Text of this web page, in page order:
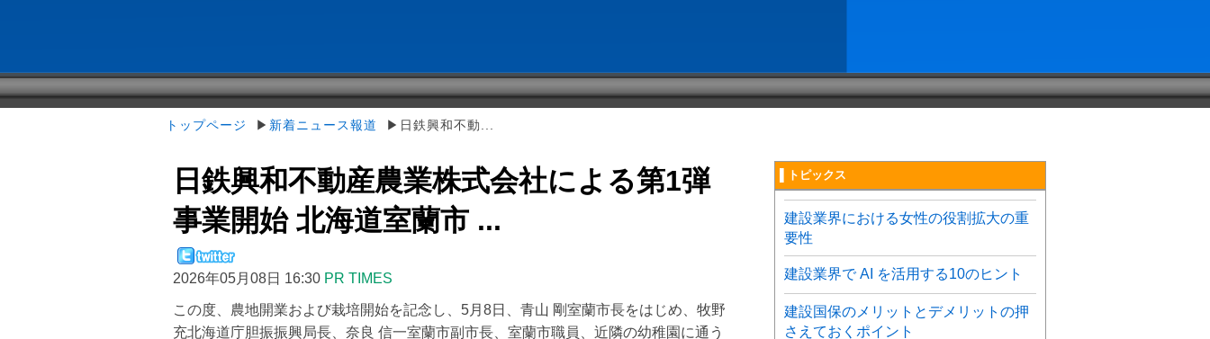
トップページ ▶ 新着ニュース報道 ▶日鉄興和不動...
日鉄興和不動産農業株式会社による第1弾
事業開始 北海道室蘭市 ...
2026年05月08日 16:30 PR TIMES
この度、農地開業および栽培開始を記念し、5月8日、青山 剛室蘭市長をはじめ、牧野
充北海道庁胆振振興局長、奈良 信一室蘭市副市長、室蘭市職員、近隣の幼稚園に通う
▌トピックス
建設業界における女性の役割拡大の重
要性
建設業界で AI を活用する10のヒント
建設国保のメリットとデメリットの押
さえておくポイント